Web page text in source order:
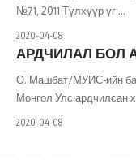
№71, 2011 Түлхүүр үг:…
2020-04-08
АРДЧИЛАЛ БОЛ
О. Машбат/МУИС-ийн
Монгол Улс ардчилсан
2020-04-08